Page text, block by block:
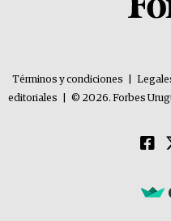
Términos y condiciones
editoriales
© 2026. Forbes